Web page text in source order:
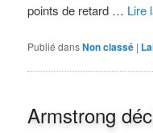
points de retard … Lire
Publié dansNon classé |
Armstrong